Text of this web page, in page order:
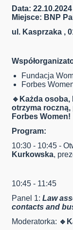
Data:
Miejsce: BNP
ul. Kasprzaka ,
Współ
Fundacja
Forbes
🔹 Każda
otrzyma roczną,
Forbes Women!
Program:
10:30 - 10:45 -
Kurkowska,
10:45 - 11:45
Panel 1: Law
contacts and
Moderatorka: 🔹